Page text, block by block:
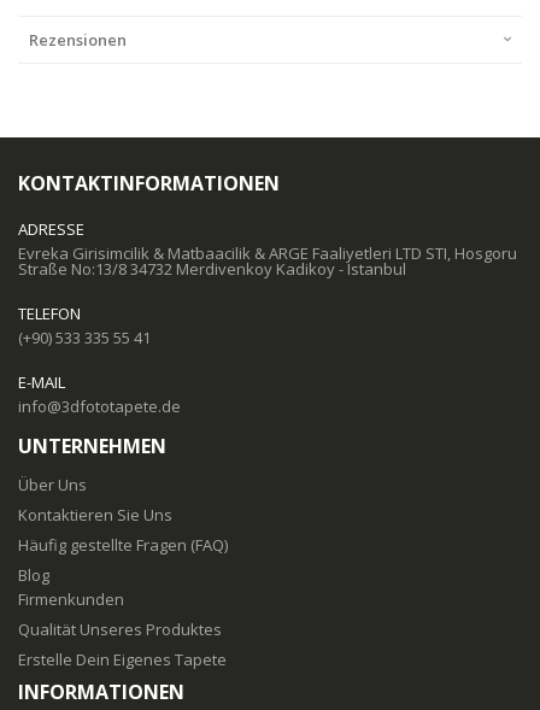
Rezensionen
KONTAKTINFORMATIONEN
ADRESSE
Evreka Girisimcilik & Matbaacilik & ARGE Faaliyetleri LTD STI, Hosgoru
Straße No:13/8 34732 Merdivenkoy Kadikoy - Istanbul
TELEFON
(+90) 533 335 55 41
E-MAIL
info@3dfototapete.de
UNTERNEHMEN
Über Uns
Kontaktieren Sie Uns
Häufig gestellte Fragen (FAQ)
Blog
Firmenkunden
Qualität Unseres Produktes
Erstelle Dein Eigenes Tapete
INFORMATIONEN